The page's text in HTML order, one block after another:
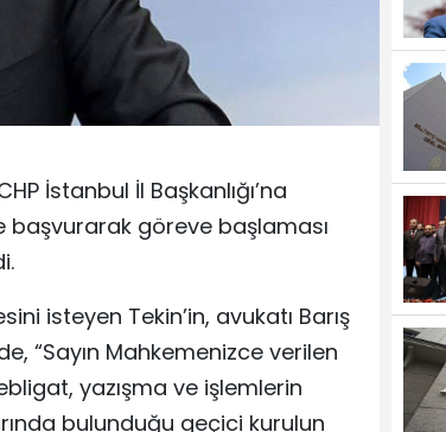
İstanbul İl Başkanlığı’na
göreve başlaması
isteyen Tekin’in, avukatı Barış
“Sayın Mahkemenizce verilen
yazışma ve işlemlerin
bulunduğu geçici kurulun